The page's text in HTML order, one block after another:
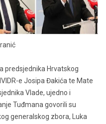
predsjednika Hrvatskog
e Josipa Đakića te Mate
Vlade, ujedno i
Tuđmana govorili su
generalskog zbora, Luka